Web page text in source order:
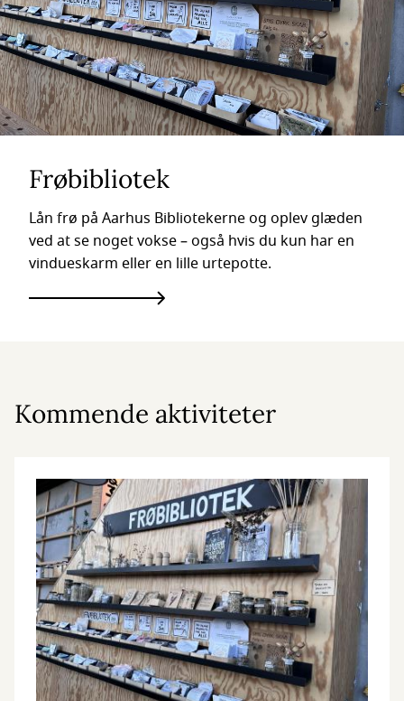
Frøbibliotek
Lån frø på Aarhus Bibliotekerne og oplev glæden
ved at se noget vokse – også hvis du kun har en
vindueskarm eller en lille urtepotte.
Kommende aktiviteter